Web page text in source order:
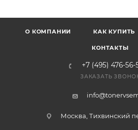
О КОМПАНИИ КАК КУПИТЬ
КОНТАКТЫ
+7 (495) 476-56-
ЗАКАЗАТЬ
Москва, Тихвинский